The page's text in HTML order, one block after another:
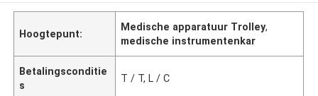
Hoogtepunt:
Medische apparatuur Trolley,
medische instrumentenkar
Betalingsconditie
s
T / T, L / C